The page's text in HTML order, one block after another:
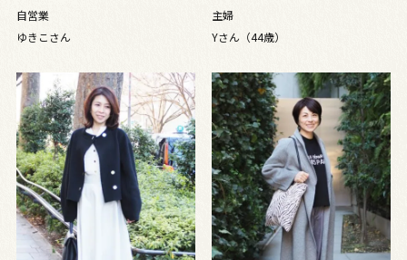
モノトーンコーデ
自営業
ゆきこさん
愛いモノトーンコーデ
主婦
Yさん（44歳）